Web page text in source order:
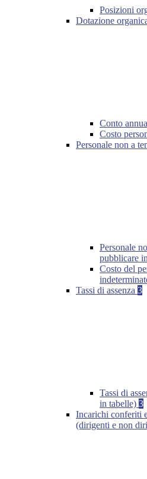
Posizioni
Dotazione
Conto
Costo
Personale non a
Personale
pubblicare
Costo del
Tassi di assenza 3
Tassi di
in tabelle) 3
Incarichi conferiti
(dirigenti e non